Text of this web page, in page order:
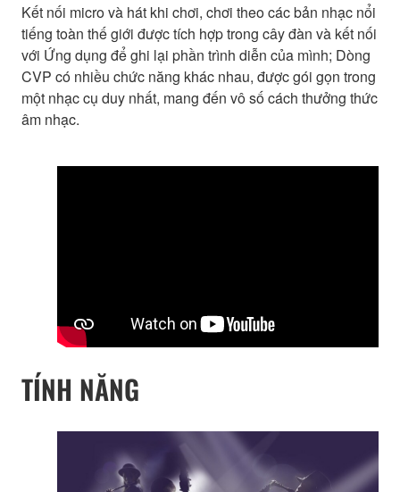
Kết nối micro và hát khi chơi, chơi theo các bản nhạc nổi
tiếng toàn thế giới được tích hợp trong cây đàn và kết nối
với Ứng dụng để ghi lại phần trình diễn của mình; Dòng
CVP có nhiều chức năng khác nhau, được gói gọn trong
một nhạc cụ duy nhất, mang đến vô số cách thưởng thức
âm nhạc.
TÍNH NĂNG